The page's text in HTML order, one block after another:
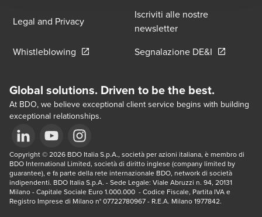
Legal and Privacy
Iscriviti alle nostre
newsletter
Whistleblowing Opens in a new window/tab
Segnalazione DE&I Opens in
Global solutions. Driven to be the best.
At BDO, we believe exceptional client service begins with building
exceptional relationships.
Opens in a new window/tab
Opens in a new window/tab
Opens in a new window/tab
Copyright © 2026 BDO Italia S.p.A., società per azioni italiana, è membro di
BDO International Limited, società di diritto inglese (company limited by
guarantee), e fa parte della rete internazionale BDO, network di società
indipendenti. BDO Italia S.p.A. - Sede Legale: Viale Abruzzi n. 94, 20131
Milano - Capitale Sociale Euro 1.000.000  - Codice Fiscale, Partita IVA e
Registro Imprese di Milano n° 07722780967 - R.E.A. Milano 1977842.